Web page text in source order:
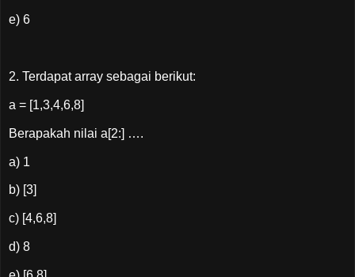
e) 6
2. Terdapat array sebagai berikut:
a = [1,3,4,6,8]
Berapakah nilai a[2:] ….
a) 1
b) [3]
c) [4,6,8]
d) 8